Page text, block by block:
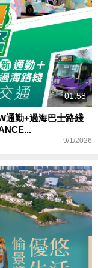
01:58
通勤+過海巴士路綫
9/1/2026